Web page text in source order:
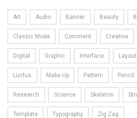
Art Audio Banner Beauty
Classic Mode Comment Creative
Digital Graphic Interface Layout
Luctus Make Up Pattern Pencil
Research Science Skeleton
Template Typography Zig Zag